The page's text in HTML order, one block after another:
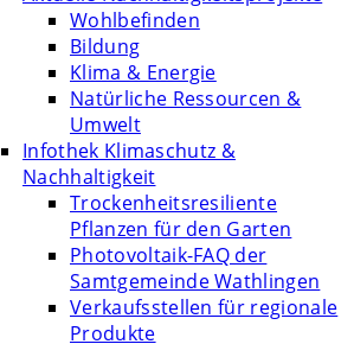
Wohlbefinden
Bildung
Klima & Energie
Natürliche Ressourcen &
Umwelt
Infothek Klimaschutz &
Nachhaltigkeit
Trockenheitsresiliente
Pflanzen für den Garten
Photovoltaik-FAQ der
Samtgemeinde Wathlingen
Verkaufsstellen für regionale
Produkte